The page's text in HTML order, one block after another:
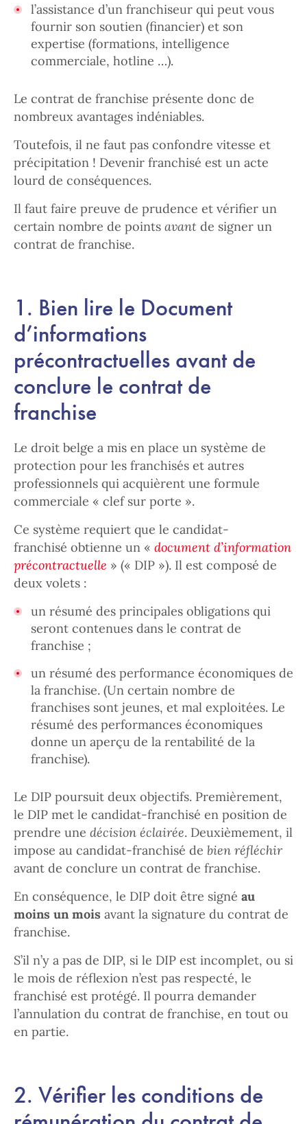
l’assistance d’un franchiseur qui peut vous
fournir son soutien (financier) et son
expertise (formations, intelligence
commerciale, hotline …).
Le contrat de franchise présente donc de
nombreux avantages indéniables.
Toutefois, il ne faut pas confondre vitesse et
précipitation ! Devenir franchisé est un acte
lourd de conséquences.
Il faut faire preuve de prudence et vérifier un
certain nombre de points avant de signer un
contrat de franchise.
1. Bien lire le Document
d’informations
précontractuelles avant de
conclure le contrat de
franchise
Le droit belge a mis en place un système de
protection pour les franchisés et autres
professionnels qui acquièrent une formule
commerciale « clef sur porte ».
Ce système requiert que le candidat-
franchisé obtienne un « document d’information
précontractuelle » (« DIP »). Il est composé de
deux volets :
un résumé des principales obligations qui
seront contenues dans le contrat de
franchise ;
un résumé des performance économiques de
la franchise. (Un certain nombre de
franchises sont jeunes, et mal exploitées. Le
résumé des performances économiques
donne un aperçu de la rentabilité de la
franchise).
Le DIP poursuit deux objectifs. Premièrement,
le DIP met le candidat-franchisé en position de
prendre une décision éclairée. Deuxièmement, il
impose au candidat-franchisé de bien réfléchir
avant de conclure un contrat de franchise.
En conséquence, le DIP doit être signé au
moins un mois avant la signature du contrat de
franchise.
S’il n’y a pas de DIP, si le DIP est incomplet, ou si
le mois de réflexion n’est pas respecté, le
franchisé est protégé. Il pourra demander
l’annulation du contrat de franchise, en tout ou
en partie.
2. Vérifier les conditions de